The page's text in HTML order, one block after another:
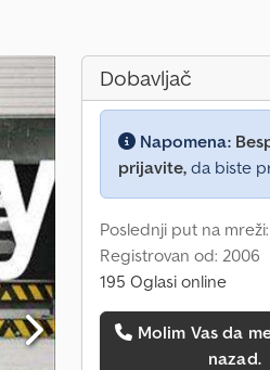
Dobavljač
Napomena:
prijavite, da biste
Poslednji put na
Registrovan od: 2006
195 Oglasi online
nazad.